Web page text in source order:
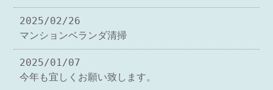
2025/02/26
マンションベランダ清掃
2025/01/07
今年も宜しくお願い致します。